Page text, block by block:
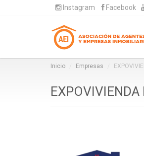
Instagram Facebook
Inicio Empresas